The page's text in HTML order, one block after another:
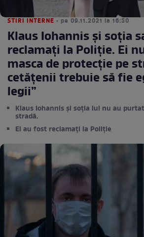
STIRI INTERNE • pe 09.11.2021 la 16:50
Klaus Iohannis și soția
reclamați la Poliție. Ei
masca de protecție pe
cetăţenii trebuie să fie
legii”
Klaus Iohannis și soția lui nu au
stradă.
Ei au fost reclamați la Poliție